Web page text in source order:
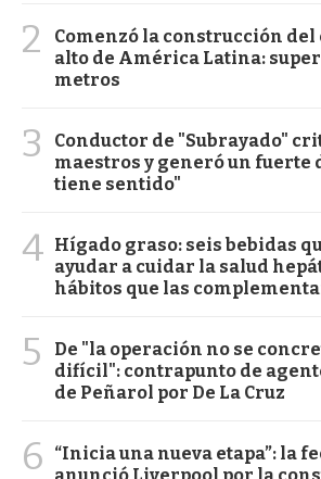
2
Comenzó la construcción
alto de América Latina:
metros
3
Conductor de "Subrayado"
maestros y generó un fuerte
tiene sentido"
4 Hígado graso: seis bebidas
ayudar a cuidar la salud
hábitos que las
5
De "la operación no se
difícil": contrapunto de
de Peñarol por De La Cruz
6
“Inicia una nueva etapa”: la